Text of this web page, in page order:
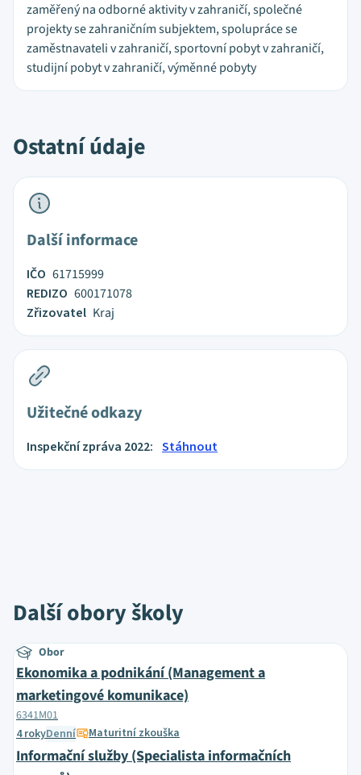
zaměřený na odborné aktivity v zahraničí, společné
projekty se zahraničním subjektem, spolupráce se
zaměstnavateli v zahraničí, sportovní pobyt v zahraničí,
studijní pobyt v zahraničí, výměnné pobyty
Ostatní údaje
Další informace
IČO 61715999
REDIZO 600171078
Zřizovatel Kraj
Užitečné odkazy
Inspekční zpráva 2022: Stáhnout
Další obory školy
Obor
Ekonomika a podnikání (Management a
marketingové komunikace)
6341M01
4 rokyDenní Maturitní zkouška
Informační služby (Specialista informačních